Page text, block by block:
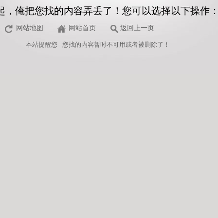
，俺把您找的内容弄丢了！您可以选择以下操作
网站地图 网站首页 返回上一页
本站提醒您 - 您找的内容暂时不可用或者被删除了！